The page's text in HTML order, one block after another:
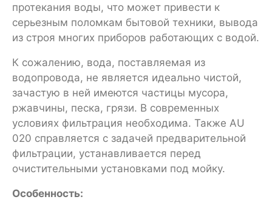
протекания воды, что может привести к
серьезным поломкам бытовой техники, вывода
из строя многих приборов работающих с водой.
К сожалению, вода, поставляемая из
водопровода, не является идеально чистой,
зачастую в ней имеются частицы мусора,
ржавчины, песка, грязи. В современных
условиях фильтрация необходима. Также AU
020 справляется с задачей предварительной
фильтрации, устанавливается перед
очистительными установками под мойку.
Особенность: